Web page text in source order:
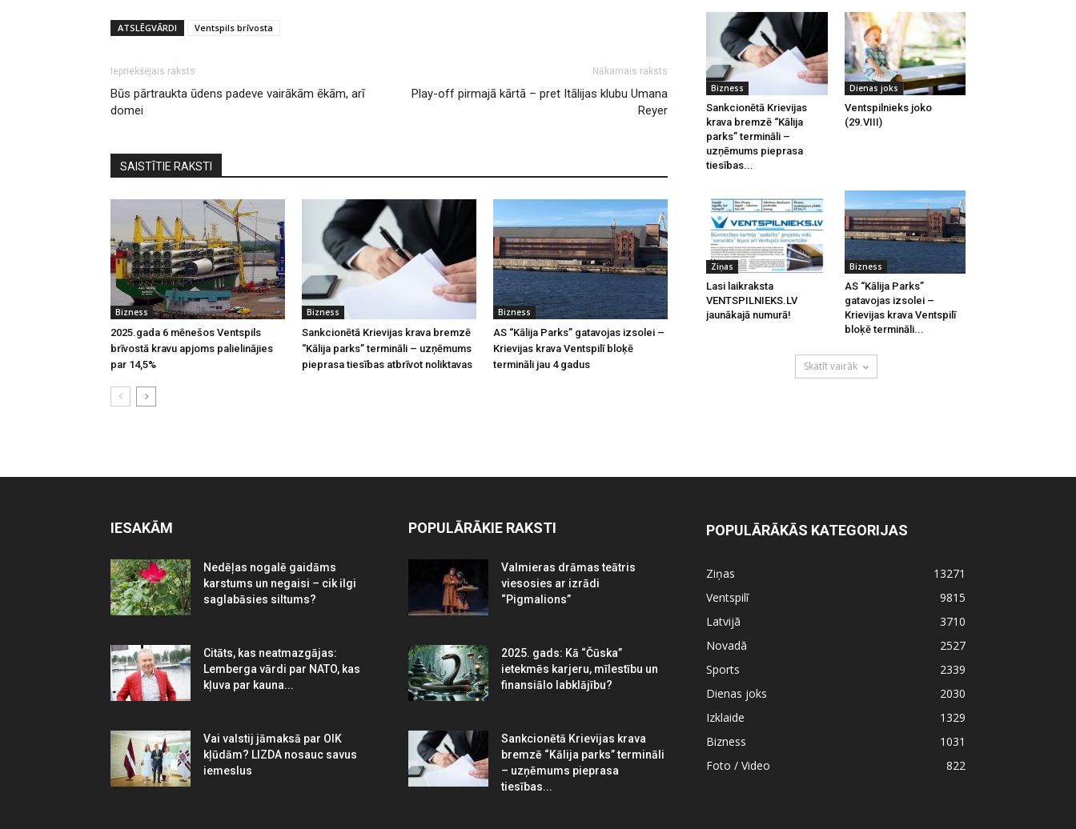
ATSLĒGVĀRDI Ventspils brīvosta
Iepriekšējais raksts
Būs pārtraukta ūdens padeve vairākām ēkām, arī
domei
Nākamais raksts
Play-off pirmajā kārtā – pret Itālijas klubu Umana
Reyer
SAISTĪTIE RAKSTI
Bizness
2025.gada 6 mēnešos Ventspils
brīvostā kravu apjoms palielinājies
par 14,5%
Bizness
Sankcionētā Krievijas krava bremzē
“Kālija parks” termināli – uzņēmums
pieprasa tiesības atbrīvot noliktavas
Bizness
AS “Kālija Parks” gatavojas izsolei –
Krievijas krava Ventspilī bloķē
termināli jau 4 gadus
Bizness
Sankcionētā Krievijas
krava bremzē “Kālija
parks” termināli –
uzņēmums pieprasa
tiesības...
Dienas joks
Ventspilnieks joko
(29.VIII)
Ziņas
Lasi laikraksta
VENTSPILNIEKS.LV
jaunākajā numurā!
Bizness
AS “Kālija Parks”
gatavojas izsolei –
Krievijas krava Ventspilī
bloķē termināli...
Skatīt vairāk
IESAKĀM
Nedēļas nogalē gaidāms
karstums un negaisi – cik ilgi
saglabāsies siltums?
Citāts, kas neatmazgājas:
Lemberga vārdi par NATO, kas
kļuva par kauna...
Vai valstij jāmaksā par OIK
kļūdām? LIZDA nosauc savus
iemeslus
POPULĀRĀKIE RAKSTI
Valmieras drāmas teātris
viesosies ar izrādi
“Pigmalions”
2025. gads: Kā “Čūska”
ietekmēs karjeru, mīlestību un
finansiālo labklājību?
Sankcionētā Krievijas krava
bremzē “Kālija parks” termināli
– uzņēmums pieprasa
tiesības...
POPULĀRĀKĀS KATEGORIJAS
Ziņas
13271
Ventspilī
9815
Latvijā
3710
Novadā
2527
Sports
2339
Dienas joks
2030
Izklaide
1329
Bizness
1031
Foto / Video
822